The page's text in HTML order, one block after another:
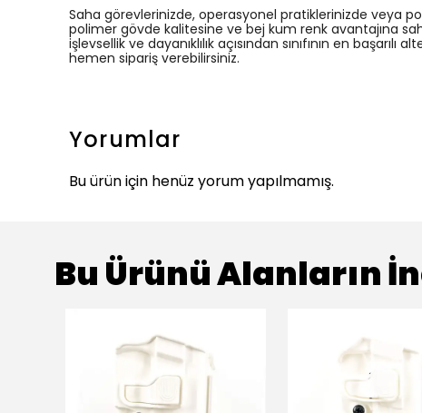
Saha görevlerinizde, operasyonel pratiklerinizde veya
polimer gövde kalitesine ve bej kum renk avantajına
işlevsellik ve dayanıklılık açısından sınıfının en
hemen sipariş verebilirsiniz.
Yorumlar
Bu ürün için henüz yorum yapılmamış.
Bu Ürünü Alanların